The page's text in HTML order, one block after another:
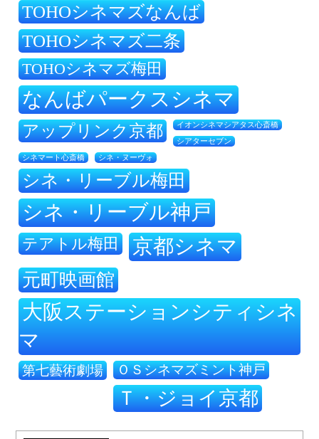
TOHOシネマズなんば
TOHOシネマズ二条
TOHOシネマズ梅田
なんばパークスシネマ
アップリンク京都 イオンシネマシアタス心斎橋
シアターセブン
シネマート心斎橋 シネ・ヌーヴォ
シネ・リーブル梅田
シネ・リーブル神戸
テアトル梅田 京都シネマ
元町映画館
大阪ステーションシティシネ
マ
第七藝術劇場 ＯＳシネマズミント神戸
Ｔ・ジョイ京都